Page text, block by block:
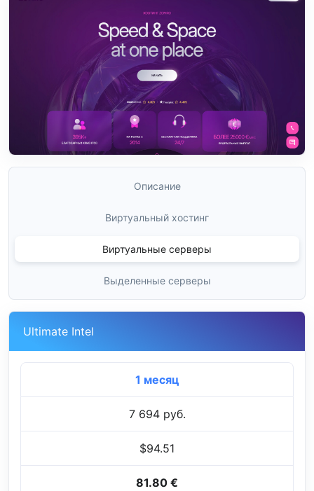
Описание
Виртуальный хостинг
Виртуальные серверы
Выделенные серверы
Ultimate Intel
1 месяц
7 694 руб.
$94.51
81.80 €